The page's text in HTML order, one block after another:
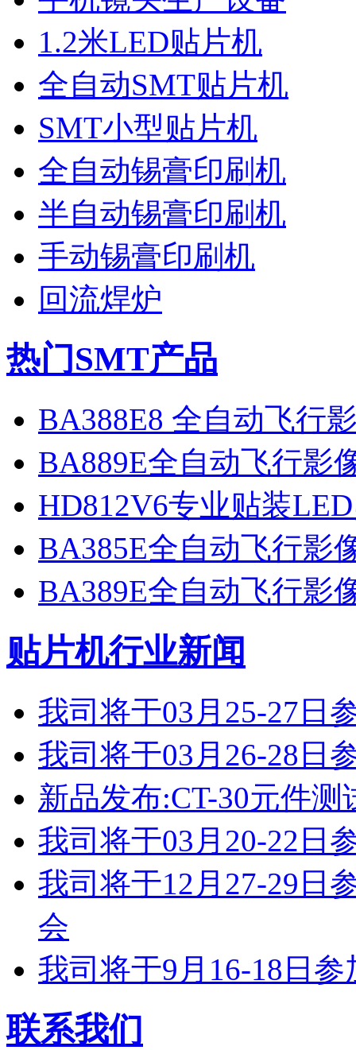
1.2米LED贴片机
全自动SMT贴片机
SMT小型贴片机
全自动锡膏印刷机
半自动锡膏印刷机
手动锡膏印刷机
回流焊炉
热门SMT产品
BA388E8 全自动飞行
BA889E全自动飞行影
HD812V6专业贴装
BA385E全自动飞行影
BA389E全自动飞行影
贴片机行业新闻
我司将于03月25-27日
我司将于03月26-28日
新品发布:CT-30元件测
我司将于03月20-22日
我司将于12月27-29日
会
我司将于9月16-18日
联系我们